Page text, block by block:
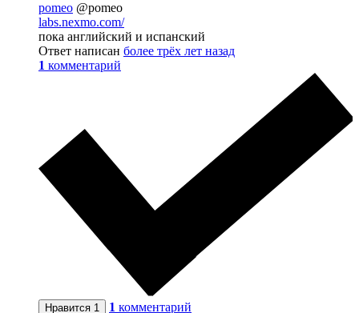
pomeo @pomeo
labs.nexmo.com/
пока английский и испанский
Ответ написан более трёх лет назад
1 комментарий
Нравится 1 1 комментарий